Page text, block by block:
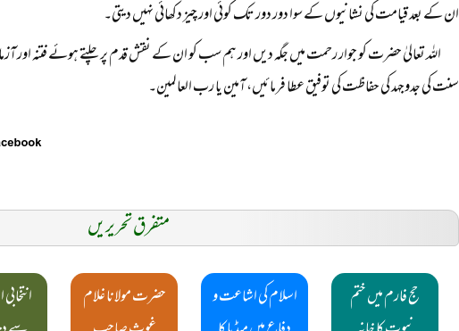
ان کے بعد قیامت کی نشانیوں کے سوا دور دور تک کوئی اور چیز دکھائی نہیں دیتی۔
اللہ تعالیٰ حضرت کو جوار رحمت میں جگہ دیں اور ہم سب کو ان کے نقش قدم پر چلتے ہوئے فتنہ اور
سنت کی جدوجہد کی حفاظت کی توفیق عطا فرمائیں، آمین یا رب العالمین۔
متفرق تحریریں
حج فارم میں ختم
اسلام کی اشاعت و
حضرت مولانا غلام